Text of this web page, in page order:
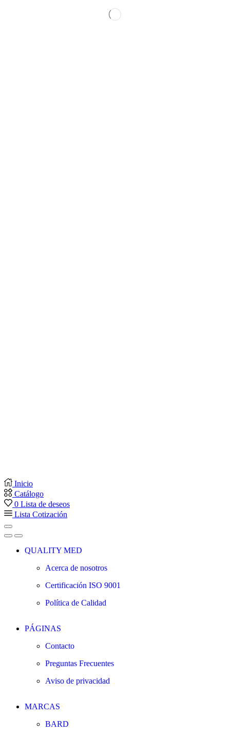
PROMOCIONES
Inicio
Catálogo
0 Lista de deseos
Lista Cotización
QUALITY MED
Acerca de nosotros
Certificación ISO 9001
Política de Calidad
PÁGINAS
Contacto
Preguntas Frecuentes
Aviso de privacidad
MARCAS
BARD